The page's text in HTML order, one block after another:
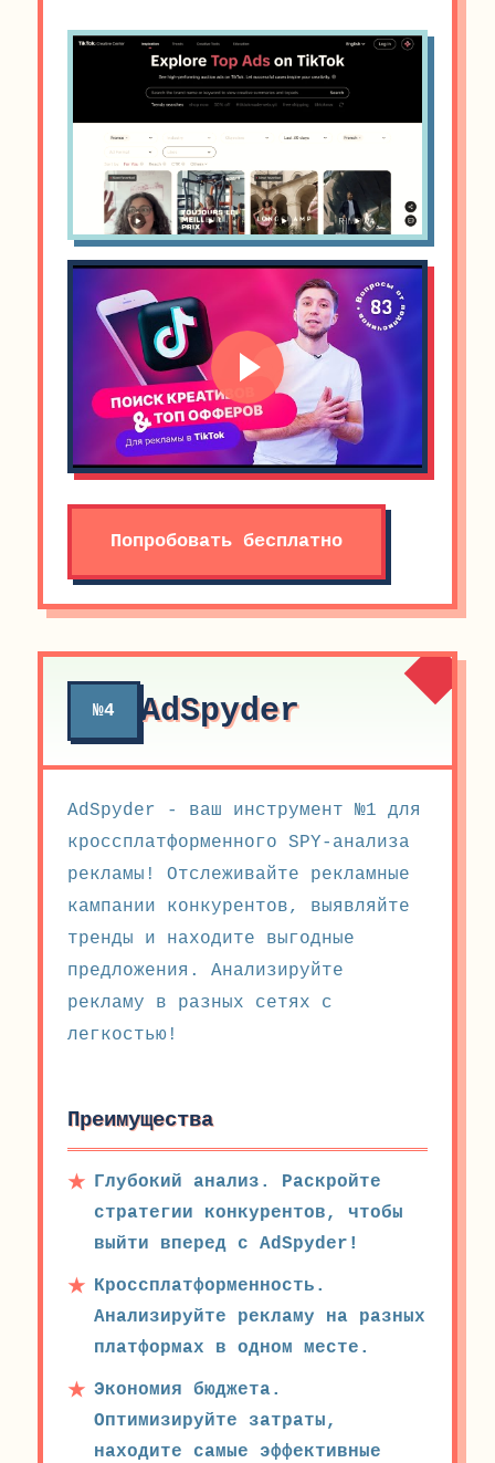
Попробовать бесплатно
№4 AdSpyder
AdSpyder - ваш инструмент №1 для
кроссплатформенного SPY-анализа
рекламы! Отслеживайте рекламные
кампании конкурентов, выявляйте
тренды и находите выгодные
предложения. Анализируйте
рекламу в разных сетях с
легкостью!
Преимущества
Глубокий анализ. Раскройте
стратегии конкурентов, чтобы
выйти вперед с AdSpyder!
Кроссплатформенность.
Анализируйте рекламу на разных
платформах в одном месте.
Экономия бюджета.
Оптимизируйте затраты,
находите самые эффективные